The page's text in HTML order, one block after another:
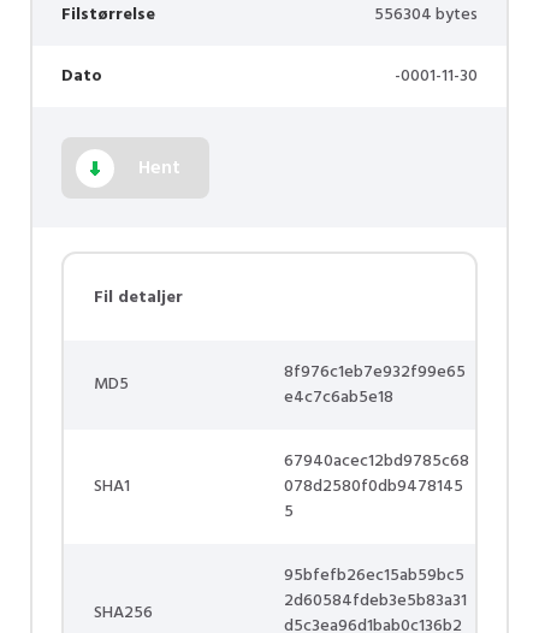
Filstørrelse 556304 bytes
Dato -0001-11-30
Hent
Fil detaljer
MD5
8f976c1eb7e932f99e65
e4c7c6ab5e18
SHA1
67940acec12bd9785c68
078d2580f0db9478145
5
SHA256
95bfefb26ec15ab59bc5
2d60584fdeb3e5b83a31
d5c3ea96d1bab0c136b2